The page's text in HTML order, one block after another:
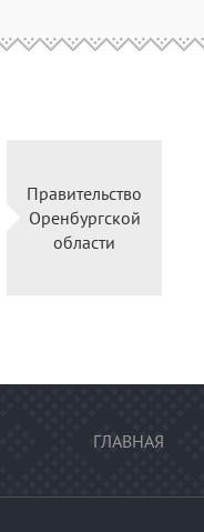
Правительство
Оренбургской
области
ГЛАВНАЯ